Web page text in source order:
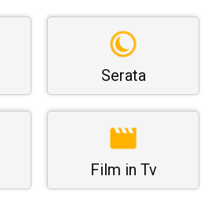
Serata
Film in Tv